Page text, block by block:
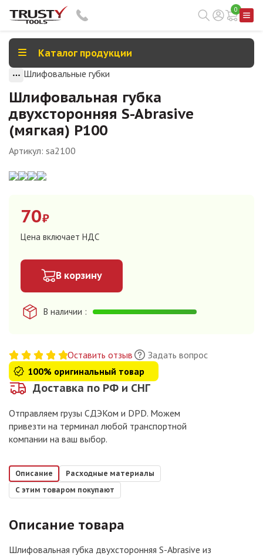
0
Каталог продукции
Шлифовальные губки
Шлифовальная губка
двухсторонняя S-Abrasive
(мягкая) P100
Артикул: sa2100
70₽
Цена включает НДС
В корзину
В наличии
Оставить отзыв
Задать вопрос
100% оригинальный товар
Доставка по РФ и СНГ
Отправляем грузы СДЭКом и DPD. Можем
привезти на терминал любой транспортной
компании на ваш выбор.
Описание
Расходные материалы
С этим товаром покупают
Описание товара
Шлифовальная губка двухсторонняя S-Abrasive из